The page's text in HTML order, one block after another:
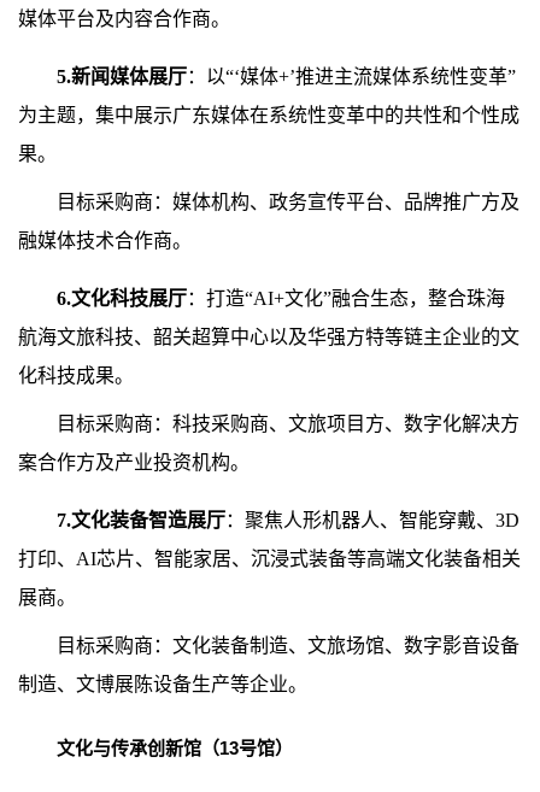
媒体平台及内容合作商。
5.新闻媒体展厅：以“‘媒体+’推进主流媒体系统性变革”
为主题，集中展示广东媒体在系统性变革中的共性和个性成
果。
目标采购商：媒体机构、政务宣传平台、品牌推广方及
融媒体技术合作商。
6.文化科技展厅：打造“AI+文化”融合生态，整合珠海
航海文旅科技、韶关超算中心以及华强方特等链主企业的文
化科技成果。
目标采购商：科技采购商、文旅项目方、数字化解决方
案合作方及产业投资机构。
7.文化装备智造展厅：聚焦人形机器人、智能穿戴、3D
打印、AI芯片、智能家居、沉浸式装备等高端文化装备相关
展商。
目标采购商：文化装备制造、文旅场馆、数字影音设备
制造、文博展陈设备生产等企业。
文化与传承创新馆（13号馆）